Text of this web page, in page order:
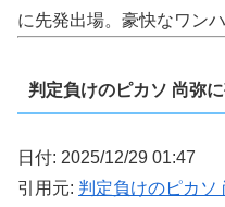
に先発出場。豪快なワン
判定負けのピカソ 尚弥
日付: 2025/12/29 01:47
引用元: 判定負けのピカソ